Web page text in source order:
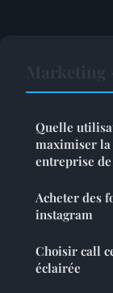
Quelle
maximiser la
entreprise
Acheter des
instagram
Choisir call
éclairée